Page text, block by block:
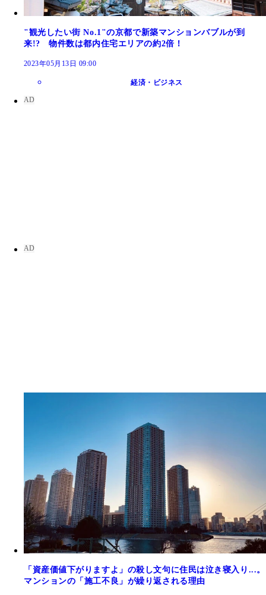
"観光したい街 No.1"の京都で新築マンションバブルが到
来!? 物件数は都内住宅エリアの約2倍！
2023年05月13日 09:00
経済・ビジネス
「資産価値下がりますよ」の殺し文句に住民は泣き寝入り...。
マンションの「施工不良」が繰り返される理由